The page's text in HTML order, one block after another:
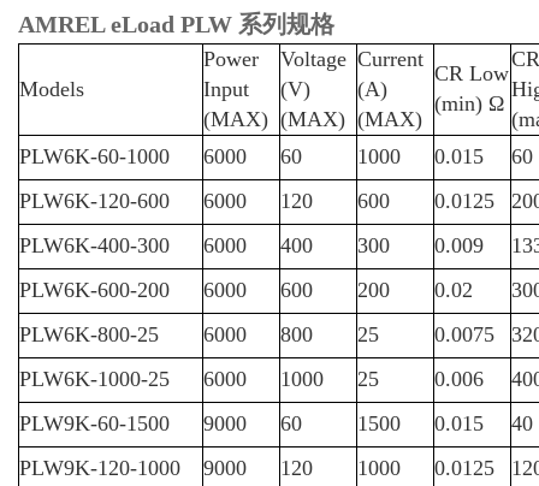
AMREL eLoad PLW 系列规格
Models
Power
Input
(MAX)
Voltage
(V)
(MAX)
Current
(A)
(MAX)
CR Low
(min) Ω
CR
PLW6K-60-1000
6000 60 1000 0.015
60
PLW6K-120-600
6000 120 600 0.0125
PLW6K-400-300
6000 400 300 0.009
PLW6K-600-200
6000 600 200 0.02
PLW6K-800-25
6000 800 25 0.0075
PLW6K-1000-25
6000 1000 25 0.006
PLW9K-60-1500
9000 60 1500 0.015
40
PLW9K-120-1000
9000 120 1000 0.0125